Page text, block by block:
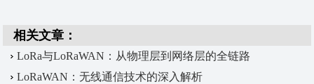
相关文章：
LoRa与LoRaWAN：从物理层到网络层的全链路
解析
LoRaWAN：无线通信技术的深入解析